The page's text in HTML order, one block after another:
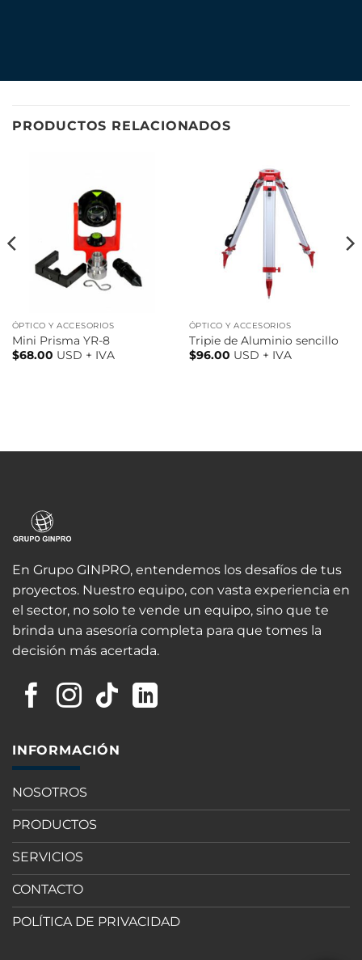
PRODUCTOS RELACIONADOS
ÓPTICO Y ACCESORIOS
Mini Prisma YR-8
$68.00 USD + IVA
ÓPTICO Y ACCESORIOS
Tripie de Aluminio sencillo
$96.00 USD + IVA
En Grupo GINPRO, entendemos los desafíos de tus
proyectos. Nuestro equipo, con vasta experiencia en
el sector, no solo te vende un equipo, sino que te
brinda una asesoría completa para que tomes la
decisión más acertada.
INFORMACIÓN
NOSOTROS
PRODUCTOS
SERVICIOS
CONTACTO
POLÍTICA DE PRIVACIDAD